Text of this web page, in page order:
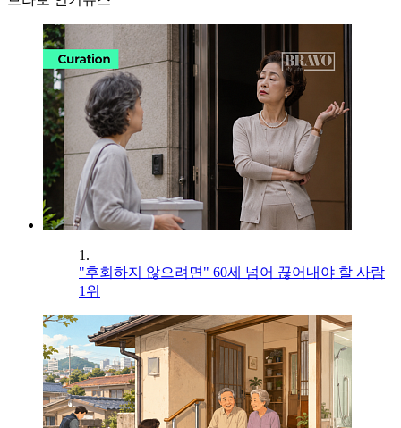
1.
"후회하지 않으려면" 60세 넘어 끊어내야 할 사람
1위